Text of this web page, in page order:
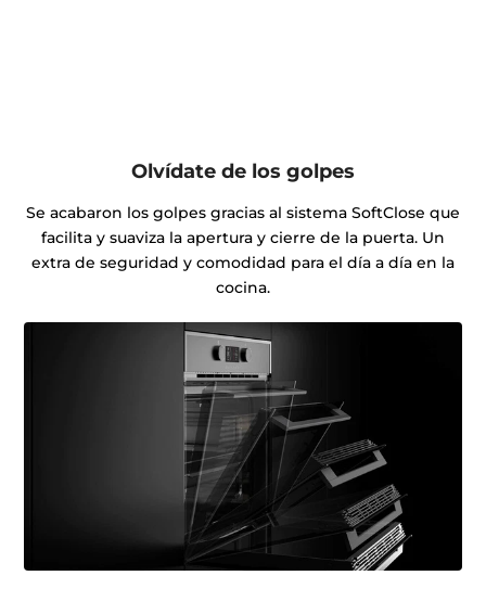
Olvídate de los golpes
Se acabaron los golpes gracias al sistema SoftClose que
facilita y suaviza la apertura y cierre de la puerta. Un
extra de seguridad y comodidad para el día a día en la
cocina.